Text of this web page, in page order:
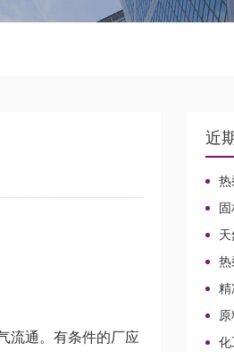
流通。有条件的厂应
近
热
用
解
无
合
定
热
鉴
精
层
仪
化